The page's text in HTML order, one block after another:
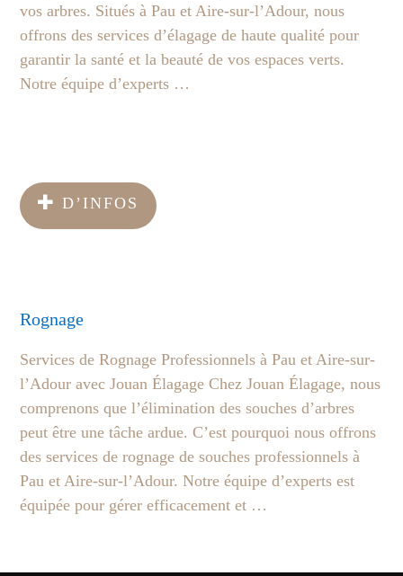
vos arbres. Situés à Pau et Aire-sur-l’Adour, nous
offrons des services d’élagage de haute qualité pour
garantir la santé et la beauté de vos espaces verts.
Notre équipe d’experts …
D’INFOS
Rognage
Services de Rognage Professionnels à Pau et Aire-sur-
l’Adour avec Jouan Élagage Chez Jouan Élagage, nous
comprenons que l’élimination des souches d’arbres
peut être une tâche ardue. C’est pourquoi nous offrons
des services de rognage de souches professionnels à
Pau et Aire-sur-l’Adour. Notre équipe d’experts est
équipée pour gérer efficacement et …